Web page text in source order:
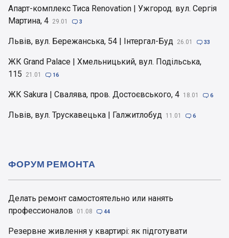
Апарт-комплекс Тиса Renovation | Ужгород. вул. Сергія
Мартина, 4 29.01  3
Львів, вул. Бережанська, 54 | Інтергал-Буд 26.01  33
ЖК Grand Palace | Хмельницький, вул. Подільська,
115
21.01  16
ЖК Sakura | Свалява, пров. Достоєвського, 4 18.01  6
Львів, вул. Трускавецька | Галжитлобуд 11.01  6
Делать ремонт самостоятельно или нанять
профессионалов
01.08  44
Резервне живлення у квартирі: як підготувати
ФОРУМ РЕМОНТА